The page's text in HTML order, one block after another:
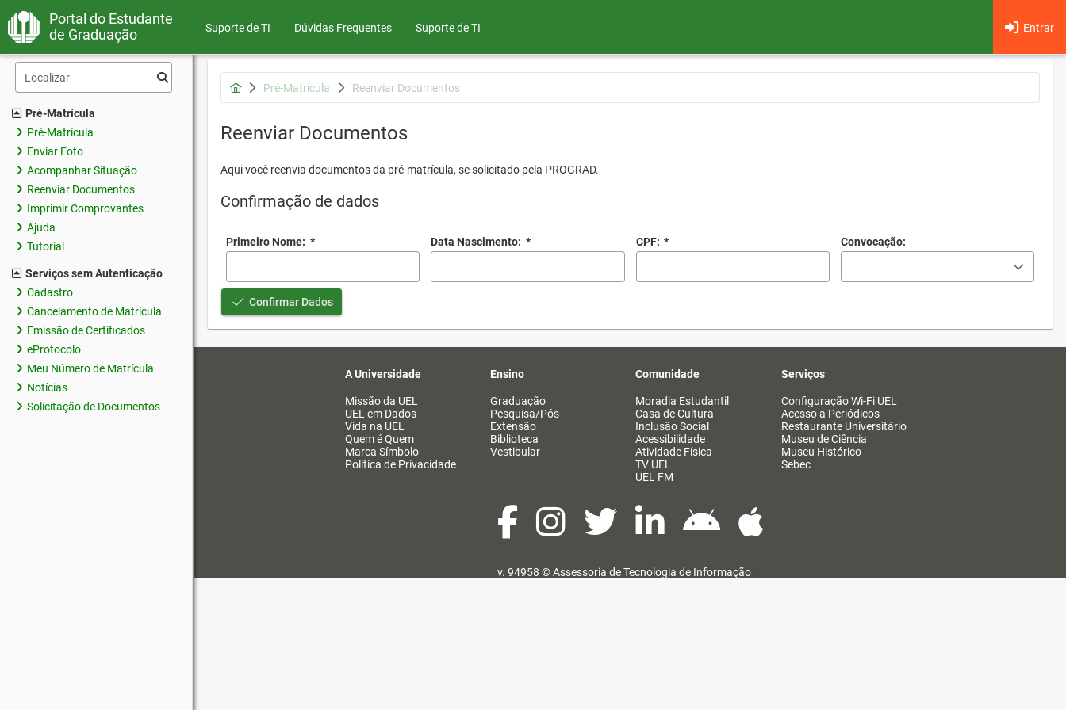
Portal do Estudante
de Graduação
Suporte de TI Dúvidas Frequentes Entrar
Suporte de TI
Pré-Matrícula
Pré-Matrícula
Enviar Foto
Acompanhar Situação
Reenviar Documentos
Imprimir Comprovantes
Ajuda
Tutorial
Serviços sem Autenticação
Cadastro
Cancelamento de Matrícula
Emissão de Certificados
eProtocolo
Meu Número de Matrícula
Notícias
Solicitação de Documentos
Pré-Matrícula Reenviar Documentos
Reenviar Documentos
Aqui você reenvia documentos da pré-matrícula, se solicitado pela PROGRAD.
Confirmação de dados
Primeiro Nome: * Data Nascimento: * CPF: * Convocação:
Confirmar Dados
A Universidade
Missão da UEL
UEL em Dados
Vida na UEL
Quem é Quem
Marca Símbolo
Política de Privacidade
Ensino
Graduação
Pesquisa/Pós
Extensão
Biblioteca
Vestibular
Comunidade
Moradia Estudantil
Casa de Cultura
Inclusão Social
Acessibilidade
Atividade Física
TV UEL
UEL FM
Serviços
Configuração Wi-Fi UEL
Acesso a Periódicos
Restaurante Universitário
Museu de Ciência
Museu Histórico
Sebec
v. 94958 ©Assessoria de Tecnologia de Informação